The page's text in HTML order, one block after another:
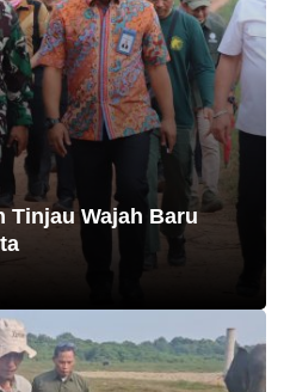
Tinjau Wajah Baru